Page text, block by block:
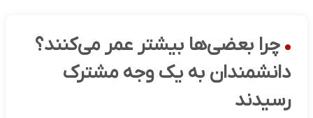
چرا بعضی‌ها بیشتر عمر می‌کنند؟
دانشمندان به یک وجه مشترک
رسیدند